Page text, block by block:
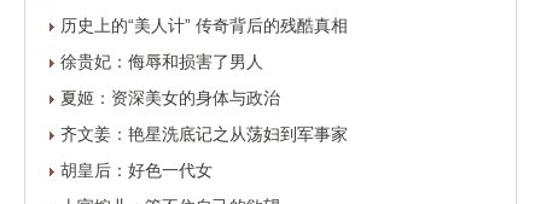
历史上的“美人计” 传奇背后的残酷真相
徐贵妃：侮辱和损害了男人
夏姬：资深美女的身体与政治
齐文姜：艳星洗底记之从荡妇到军事家
胡皇后：好色一代女